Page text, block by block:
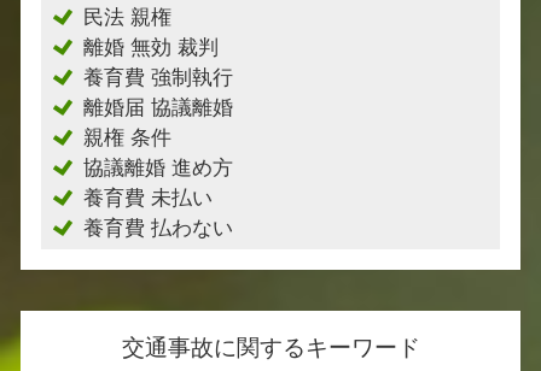
民法 親権
離婚 無効 裁判
養育費 強制執行
離婚届 協議離婚
親権 条件
協議離婚 進め方
養育費 未払い
養育費 払わない
交通事故に関するキーワード